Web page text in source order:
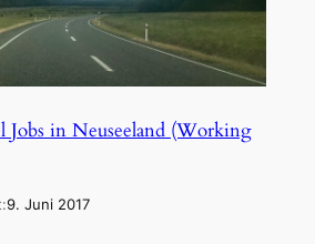
Jobs in Neuseeland (Working
9. Juni 2017